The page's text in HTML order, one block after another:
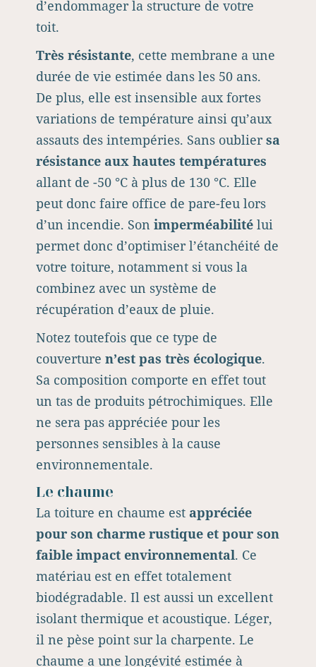
d’endommager la structure de votre
toit.
Très résistante, cette membrane a une
durée de vie estimée dans les 50 ans.
De plus, elle est insensible aux fortes
variations de température ainsi qu’aux
assauts des intempéries. Sans oubliersa
résistance aux hautes températures
allant de -50 °C à plus de 130 °C. Elle
peut donc faire office de pare-feu lors
d’un incendie. Son imperméabilité lui
permet donc d’optimiser l’étanchéité de
votre toiture, notamment si vous la
combinez avec un système de
récupération d’eaux de pluie.
Notez toutefois que ce type de
couverture n’est pas très écologique.
Sa composition comporte en effet tout
un tas de produits pétrochimiques. Elle
ne sera pas appréciée pour les
personnes sensibles à la cause
environnementale.
Le chaume
La toiture en chaume est appréciée
pour son charme rustique et pour son
faible impact environnemental. Ce
matériau est en effet totalement
biodégradable. Il est aussi un excellent
isolant thermique et acoustique. Léger,
il ne pèse point sur la charpente. Le
chaume a une longévité estimée à